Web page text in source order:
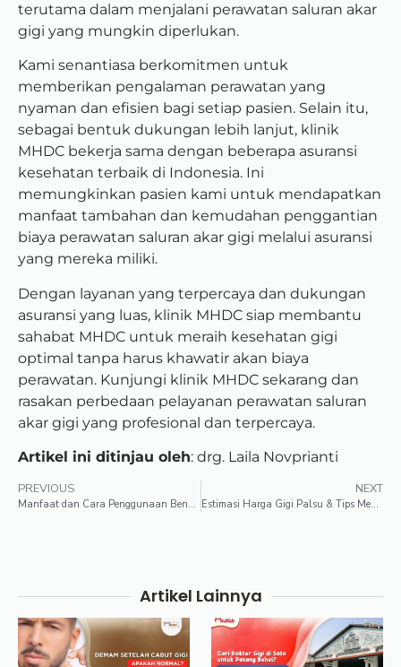
terutama dalam menjalani perawatan saluran akar
gigi yang mungkin diperlukan.
Kami senantiasa berkomitmen untuk
memberikan pengalaman perawatan yang
nyaman dan efisien bagi setiap pasien. Selain itu,
sebagai bentuk dukungan lebih lanjut, klinik
MHDC bekerja sama dengan beberapa asuransi
kesehatan terbaik di Indonesia. Ini
memungkinkan pasien kami untuk mendapatkan
manfaat tambahan dan kemudahan penggantian
biaya perawatan saluran akar gigi melalui asuransi
yang mereka miliki.
Dengan layanan yang terpercaya dan dukungan
asuransi yang luas, klinik MHDC siap membantu
sahabat MHDC untuk meraih kesehatan gigi
optimal tanpa harus khawatir akan biaya
perawatan. Kunjungi klinik MHDC sekarang dan
rasakan perbedaan pelayanan perawatan saluran
akar gigi yang profesional dan terpercaya.
Artikel ini ditinjau oleh: drg. Laila Novprianti
PREVIOUS
Manfaat dan Cara Penggunaan Benang Gigi (Dental Floss)
NEXT
Estimasi Harga Gigi Palsu & Tips Memilih Jenis Gigi Palsu Lengkap!
Artikel Lainnya